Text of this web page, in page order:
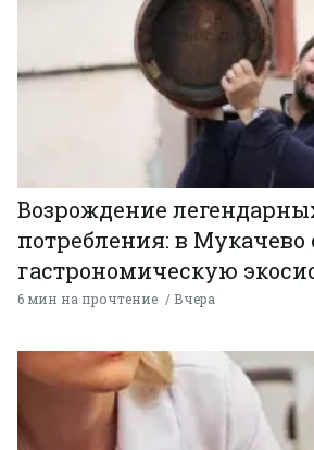
Возрождение
потребления: в
гастрономическую
6 мин на прочтение Вчера